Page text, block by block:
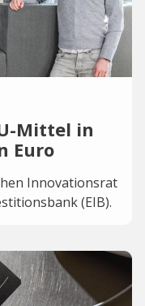
Mittel in
Euro
Innovationsrat
(EIB).